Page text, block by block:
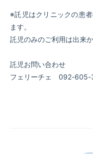
※託児はクリニックの患
ます。
託児のみのご利用は出来
託児お問い合わせ
フェリーチェ 092-605-